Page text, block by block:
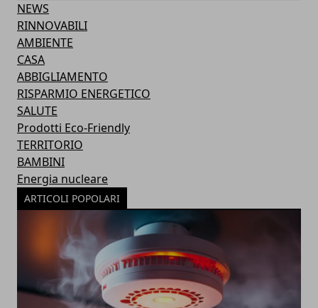
NEWS
RINNOVABILI
AMBIENTE
CASA
ABBIGLIAMENTO
RISPARMIO ENERGETICO
SALUTE
Prodotti Eco-Friendly
TERRITORIO
BAMBINI
Energia nucleare
ARTICOLI POPOLARI